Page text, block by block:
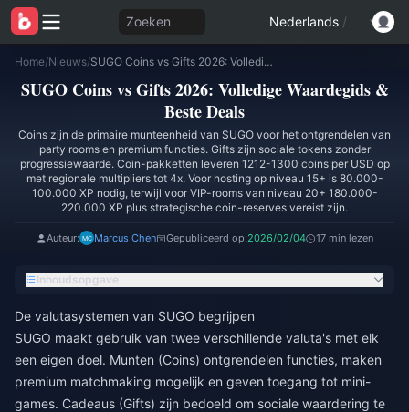
Zoeken Nederlands /
Home/Nieuws/ SUGO Coins vs Gifts 2026: Volledige Waardegids & Beste Deals
SUGO Coins vs Gifts 2026: Volledige Waardegids &
Beste Deals
Coins zijn de primaire munteenheid van SUGO voor het ontgrendelen van
party rooms en premium functies. Gifts zijn sociale tokens zonder
progressiewaarde. Coin-pakketten leveren 1212-1300 coins per USD op
met regionale multipliers tot 4x. Voor hosting op niveau 15+ is 80.000-
100.000 XP nodig, terwijl voor VIP-rooms van niveau 20+ 180.000-
220.000 XP plus strategische coin-reserves vereist zijn.
Auteur: Marcus Chen Gepubliceerd op:2026/02/04 17 min lezen
Inhoudsopgave
De valutasystemen van SUGO begrijpen
SUGO maakt gebruik van twee verschillende valuta's met elk
een eigen doel. Munten (Coins) ontgrendelen functies, maken
premium matchmaking mogelijk en geven toegang tot mini-
games. Cadeaus (Gifts) zijn bedoeld om sociale waardering te